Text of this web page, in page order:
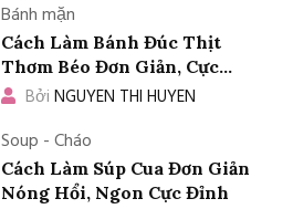
Bánh mặn
Cách Làm Bánh Đúc Thịt
Thơm Béo Đơn Giản, Cực
Ngon
Bởi NGUYEN THI HUYEN
Soup - Cháo
Cách Làm Súp Cua Đơn Giản
Nóng Hổi, Ngon Cực Đỉnh